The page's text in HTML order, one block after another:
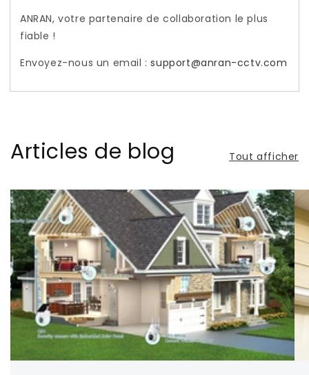
ANRAN, votre partenaire de collaboration le plus
fiable !
Envoyez-nous un email : support@anran-cctv.com
Articles de blog Tout afficher